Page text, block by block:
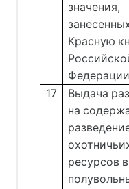
значения,
Красную
Федерации
17
Выдача
на
ресурсов в